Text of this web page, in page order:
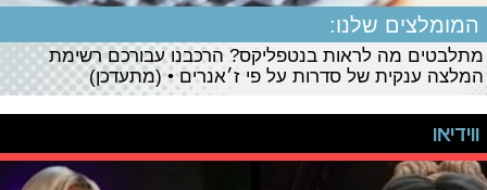
המומלצים שלנו:
מתלבטים מה לראות בנטפליקס? הרכבנו עבורכם רשימת
המלצה ענקית של סדרות על פי ז׳אנרים • (מתעדכן)
ווידיאו